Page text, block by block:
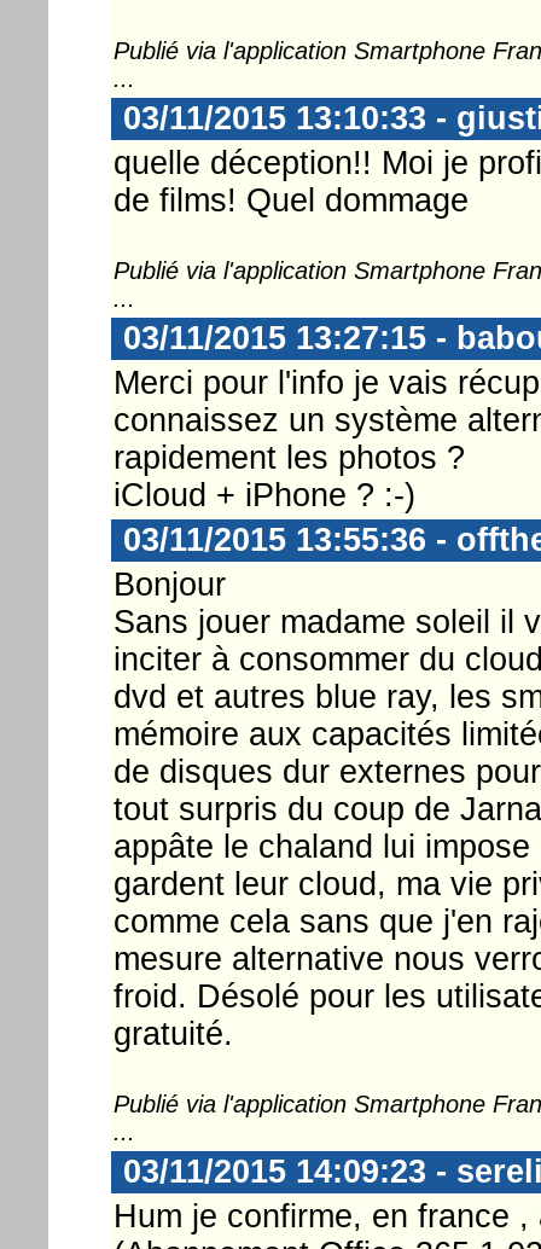
Publié via l'application Smartphone
...
03/11/2015 13:10:33 -
quelle déception!! Moi je
de films! Quel dommage
Publié via l'application Smartphone
...
03/11/2015 13:27:15 -
Merci pour l'info je vais
connaissez un système
rapidement les photos ?
iCloud + iPhone ? :-)
03/11/2015 13:55:36 -
Bonjour
Sans jouer madame soleil il
inciter à consommer du
dvd et autres blue ray, les
mémoire aux capacités
de disques dur externes
tout surpris du coup de
appâte le chaland lui
gardent leur cloud, ma vie
comme cela sans que j'en
mesure alternative nous
froid. Désolé pour les
gratuité.
Publié via l'application Smartphone
...
03/11/2015 14:09:23 -
Hum je confirme, en france